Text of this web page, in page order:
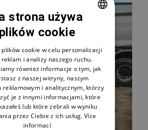
ENGLISH
POLSKI
strona używa
plików cookie
plików cookie w celu personalizacji
i analizy naszego ruchu.
również informacje o tym, jak
z naszej witryny, naszym
reklamowym i analitycznym, którzy
je z innymi informacjami, które
lub które zebrali w wyniku
przez Ciebie z ich usług. Více
informací